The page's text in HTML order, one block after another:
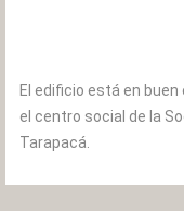
El edificio está en
el centro social de la
Tarapacá.